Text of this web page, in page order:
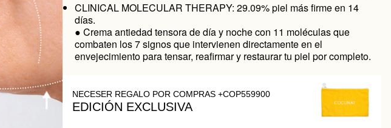
CLINICAL MOLECULAR THERAPY: 29.09% piel más firme en 14
días.
● Crema antiedad tensora de día y noche con 11 moléculas que
combaten los 7 signos que intervienen directamente en el
envejecimiento para tensar, reafirmar y restaurar tu piel por completo.
NECESER REGALO POR COMPRAS +COP559900
EDICIÓN EXCLUSIVA